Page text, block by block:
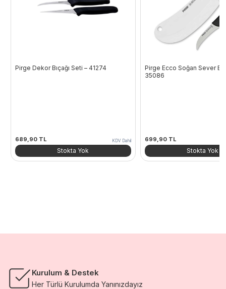
Pirge Dekor Bıçağı Seti – 41274
689,90 TL KDV Dahil
Stokta Yok
Pirge Ecco Soğan Sever
35086
699,90 TL
Stokta Yok
Kurulum & Destek
Her Türlü Kurulumda Yanınızdayız